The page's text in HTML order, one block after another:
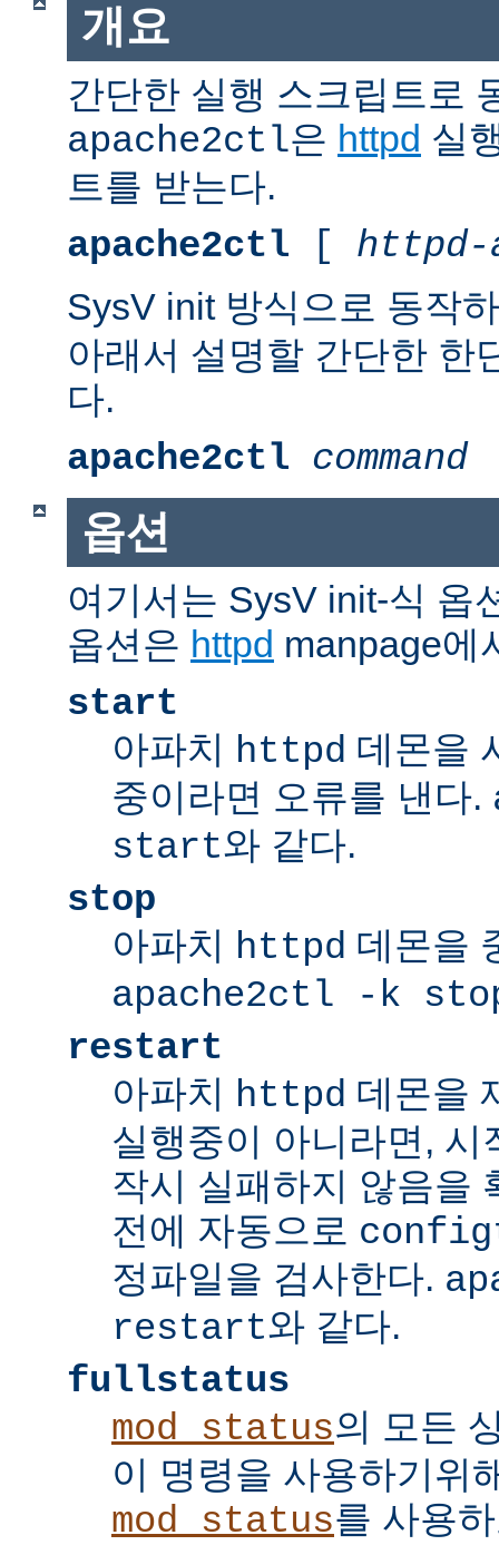
개요
간단한 실행 스크립트로
apache2ctl은 httpd 실
트를 받는다.
apache2ctl [ httpd-
SysV init 방식으로 동작
아래서 설명할 간단한 한
다.
apache2ctl command
옵션
여기서는 SysV init-식 옵
옵션은 httpd manpage에
start
아파치 httpd 데몬을
중이라면 오류를 낸다.
start와 같다.
stop
아파치 httpd 데몬을
apache2ctl -k
restart
아파치 httpd 데몬을
실행중이 아니라면, 시
작시 실패하지 않음을
전에 자동으로
정파일을 검사한다.
restart와 같다.
fullstatus
mod_status의 모든
이 명령을 사용하기위
mod_status를 사용